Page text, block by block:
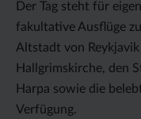
Der Tag steht für
fakultative Ausflüge
Altstadt von
Hallgrimskirche, den
Harpa sowie die
Verfügung.